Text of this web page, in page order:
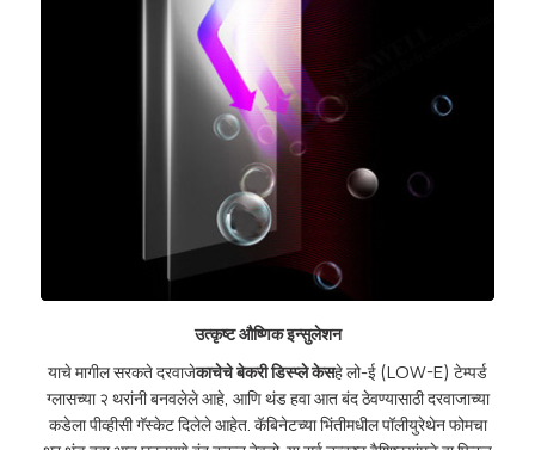
उत्कृष्ट औष्णिक इन्सुलेशन
याचे मागील सरकते दरवाजेकाचेचे बेकरी डिस्प्ले केसहे लो-ई (LOW-E) टेम्पर्ड
ग्लासच्या २ थरांनी बनवलेले आहे, आणि थंड हवा आत बंद ठेवण्यासाठी दरवाजाच्या
कडेला पीव्हीसी गॅस्केट दिलेले आहेत. कॅबिनेटच्या भिंतीमधील पॉलीयुरेथेन फोमचा